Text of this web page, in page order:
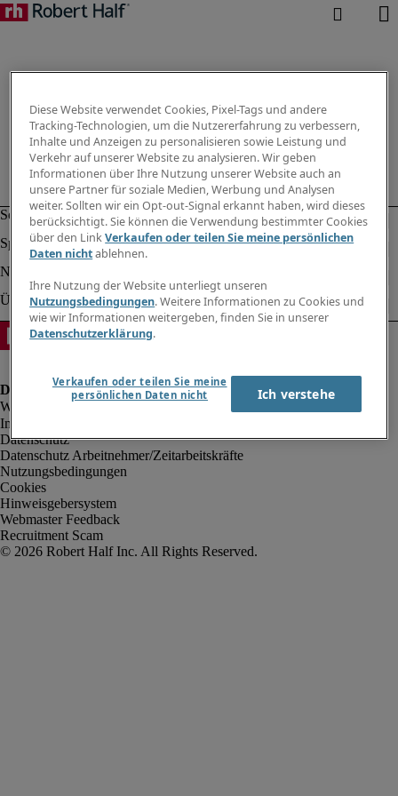
Impressum
Datenschutz
Datenschutz Arbeitnehmer/Zeitarbeitskräfte
Nutzungsbedingungen
Cookies
Hinweisgebersystem
Webmaster Feedback
Recruitment Scam
Diese Website verwendet Cookies, Pixel-Tags und andere
Tracking-Technologien, um die Nutzererfahrung zu verbessern,
Inhalte und Anzeigen zu personalisieren sowie Leistung und
Verkehr auf unserer Website zu analysieren. Wir geben
Informationen über Ihre Nutzung unserer Website auch an
unsere Partner für soziale Medien, Werbung und Analysen
weiter. Sollten wir ein Opt-out-Signal erkannt haben, wird dieses
berücksichtigt. Sie können die Verwendung bestimmter Cookies
über den LinkVerkaufen oder teilen Sie meine persönlichen
Daten nichtablehnen.
Ihre Nutzung der Website unterliegt unseren
Nutzungsbedingungen. Weitere Informationen zu Cookies und
wie wir Informationen weitergeben, finden Sie in unserer
Datenschutzerklärung.
Verkaufen oder teilen Sie meine
persönlichen Daten nicht
Ich verstehe